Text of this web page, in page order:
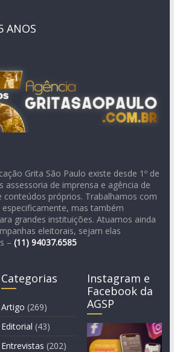
ANOS
Grita São Paulo existe desde 1º de
assessoria de imprensa e agência de
conteúdos próprios. Trabalhamos com
mas também
grandes instituições. Atuamos ainda
eleitorais, sejam elas
– (11) 94037.6585
Categorias
Artigo (269)
Editorial (43)
Entrevistas (202)
Instagram e
Facebook da
AGSP